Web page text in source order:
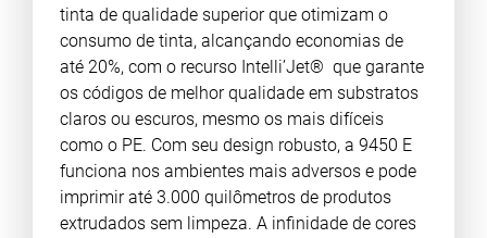
tinta de qualidade superior que otimizam o
consumo de tinta, alcançando economias de
até 20%, com o recurso Intelli’Jet® que garante
os códigos de melhor qualidade em substratos
claros ou escuros, mesmo os mais difíceis
como o PE. Com seu design robusto, a 9450 E
funciona nos ambientes mais adversos e pode
imprimir até 3.000 quilômetros de produtos
extrudados sem limpeza. A infinidade de cores